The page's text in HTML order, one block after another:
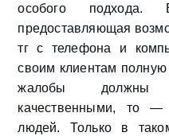
особого
предоставляющая
тг с телефона и
своим клиентам
жалобы должны
качественными, то
людей. Только в